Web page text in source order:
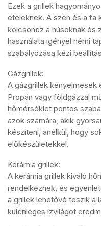
Ezek a grillek
ételeknek. A szén és a fa
kölcsönöz a húsoknak és
használata igényel némi
szabályozása kézi
Gázgrillek:
A gázgrillek kényelmesek
Propán vagy földgázzal
hőmérséklet pontos
azok számára, akik
készíteni, anélkül, hogy
előkészületekkel.
Kerámia grillek:
A kerámia grillek kiváló
rendelkeznek, és
a grillek lehetővé teszik a
különleges ízvilágot